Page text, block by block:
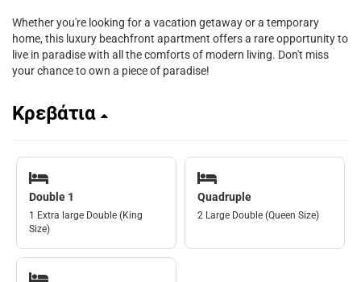
Whether you're looking for a vacation getaway or a temporary
home, this luxury beachfront apartment offers a rare opportunity to
live in paradise with all the comforts of modern living. Don't miss
your chance to own a piece of paradise!
Κρεβάτια
Double 1
1 Extra large Double (King
Size)
Quadruple
2 Large Double (Queen Size)